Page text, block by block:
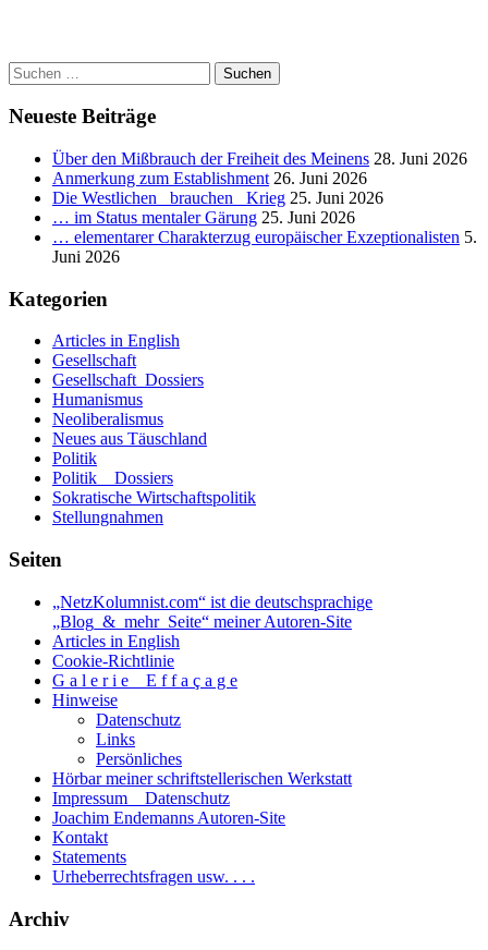
Suchen
nach:
Neueste Beiträge
Über den Mißbrauch der Freiheit des Meinens 28. Juni 2026
Anmerkung zum Establishment 26. Juni 2026
Die Westlichen _brauchen_ Krieg 25. Juni 2026
… im Status mentaler Gärung 25. Juni 2026
… elementarer Charakterzug europäischer Exzeptionalisten 5.
Juni 2026
Kategorien
Articles in English
Gesellschaft
Gesellschaft_Dossiers
Humanismus
Neoliberalismus
Neues aus Täuschland
Politik
Politik _ Dossiers
Sokratische Wirtschaftspolitik
Stellungnahmen
Seiten
„NetzKolumnist.com“ ist die deutschsprachige
„Blog_&_mehr_Seite“ meiner Autoren-Site
Articles in English
Cookie-Richtlinie
G a l e r i e _ E f f a ç a g e
Hinweise
Datenschutz
Links
Persönliches
Hörbar meiner schriftstellerischen Werkstatt
Impressum _ Datenschutz
Joachim Endemanns Autoren-Site
Kontakt
Statements
Urheberrechtsfragen usw. . . .
Archiv